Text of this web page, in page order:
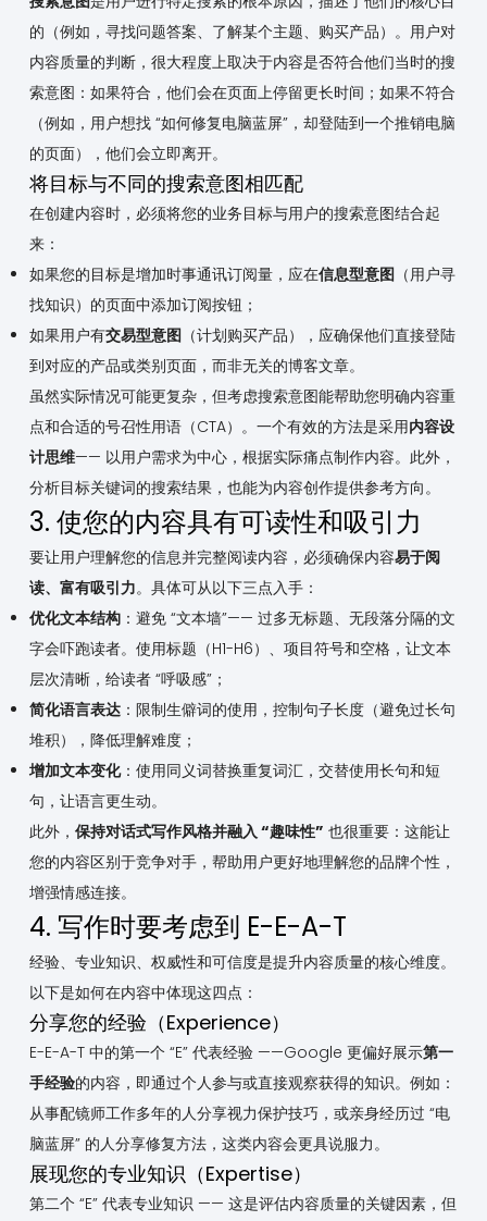
的（例如，寻找问题答案、了解某个主题、购买产品）。用户对
内容质量的判断，很大程度上取决于内容是否符合他们当时的搜
索意图：如果符合，他们会在页面上停留更长时间；如果不符合
（例如，用户想找 “如何修复电脑蓝屏”，却登陆到一个推销电脑
的页面），他们会立即离开。
将目标与不同的搜索意图相匹配
在创建内容时，必须将您的业务目标与用户的搜索意图结合起
来：
如果您的目标是增加时事通讯订阅量，应在信息型意图（用户寻
找知识）的页面中添加订阅按钮；
如果用户有交易型意图（计划购买产品），应确保他们直接登陆
到对应的产品或类别页面，而非无关的博客文章。
虽然实际情况可能更复杂，但考虑搜索意图能帮助您明确内容重
点和合适的号召性用语（CTA）。一个有效的方法是采用内容设
计思维—— 以用户需求为中心，根据实际痛点制作内容。此外，
分析目标关键词的搜索结果，也能为内容创作提供参考方向。
3. 使您的内容具有可读性和吸引力
要让用户理解您的信息并完整阅读内容，必须确保内容易于阅
读、富有吸引力。具体可从以下三点入手：
优化文本结构：避免 “文本墙”—— 过多无标题、无段落分隔的文
字会吓跑读者。使用标题（H1-H6）、项目符号和空格，让文本
层次清晰，给读者 “呼吸感”；
简化语言表达：限制生僻词的使用，控制句子长度（避免过长句
堆积），降低理解难度；
增加文本变化：使用同义词替换重复词汇，交替使用长句和短
句，让语言更生动。
此外， 保持对话式写作风格并融入 “趣味性” 也很重要：这能让
您的内容区别于竞争对手，帮助用户更好地理解您的品牌个性，
增强情感连接。
4. 写作时要考虑到 E-E-A-T
经验、专业知识、权威性和可信度是提升内容质量的核心维度。
以下是如何在内容中体现这四点：
分享您的经验（Experience）
E-E-A-T 中的第一个 “E” 代表经验 ——Google 更偏好展示第一
手经验的内容，即通过个人参与或直接观察获得的知识。例如：
从事配镜师工作多年的人分享视力保护技巧，或亲身经历过 “电
脑蓝屏” 的人分享修复方法，这类内容会更具说服力。
展现您的专业知识（Expertise）
第二个 “E” 代表专业知识 —— 这是评估内容质量的关键因素，但